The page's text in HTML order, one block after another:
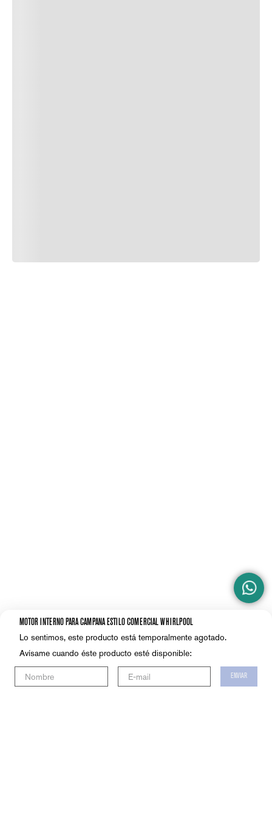
MOTOR INTERNO PARA CAMPANA ESTILO COMERCIAL WHIRLPOOL
Lo sentimos, este producto está temporalmente agotado.
Avísame cuando éste producto esté disponible:
ENVIAR